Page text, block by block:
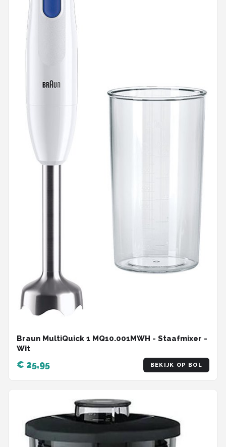
Braun MultiQuick 1 MQ10.001MWH - Staafmixer -
Wit
€ 25,95 BEKIJK OP BOL